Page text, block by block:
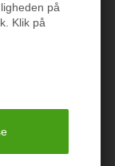
på
Klik på